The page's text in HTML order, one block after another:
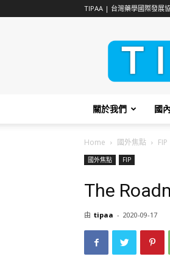
TIPAA | 台灣藥學國際發展
關於我們 國
Home 國外焦點 FIP
國外焦點 FIP
The
由 tipaa - 2020-09-17